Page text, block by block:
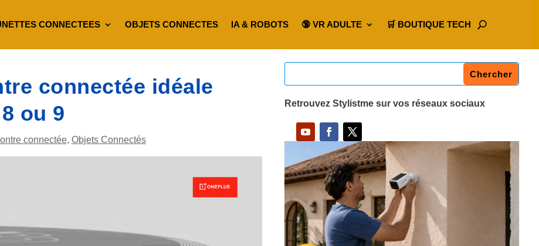
CONNECTEES OBJETS CONNECTES IA & ROBOTS 🔞 VR ADULTE 🛒 BOUTIQUE TECH
connectée idéale
ou 9
connectée, Objets Connectés
Retrouvez Stylistme sur vos réseaux sociaux